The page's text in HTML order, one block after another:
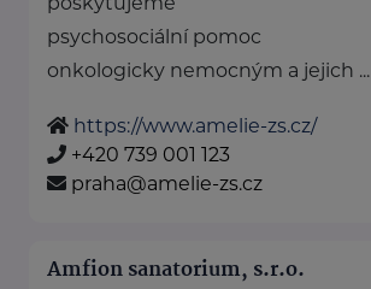
psychosociální pomoc
onkologicky nemocným a jejich ...
https://www.amelie-zs.cz/
+420 739 001 123
praha@amelie-zs.cz
Amfion sanatorium, s.r.o.